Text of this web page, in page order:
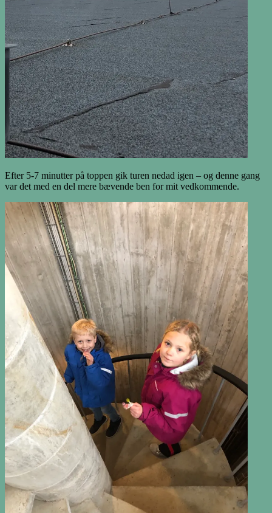
Efter 5-7 minutter på toppen gik turen nedad igen – og denne gang
var det med en del mere bævende ben for mit vedkommende.